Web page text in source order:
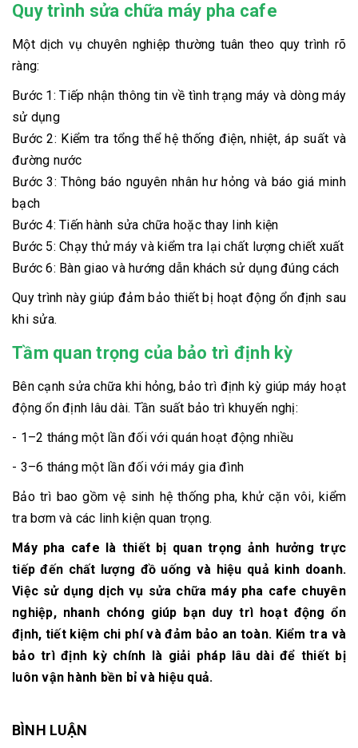
Quy trình sửa chữa máy pha cafe
Một dịch vụ chuyên nghiệp thường tuân theo quy trình rõ
ràng:
Bước 1: Tiếp nhận thông tin về tình trạng máy và dòng máy
sử dụng
Bước 2: Kiểm tra tổng thể hệ thống điện, nhiệt, áp suất và
đường nước
Bước 3: Thông báo nguyên nhân hư hỏng và báo giá minh
bạch
Bước 4: Tiến hành sửa chữa hoặc thay linh kiện
Bước 5: Chạy thử máy và kiểm tra lại chất lượng chiết xuất
Bước 6: Bàn giao và hướng dẫn khách sử dụng đúng cách
Quy trình này giúp đảm bảo thiết bị hoạt động ổn định sau
khi sửa.
Tầm quan trọng của bảo trì định kỳ
Bên cạnh sửa chữa khi hỏng, bảo trì định kỳ giúp máy hoạt
động ổn định lâu dài. Tần suất bảo trì khuyến nghị:
- 1–2 tháng một lần đối với quán hoạt động nhiều
- 3–6 tháng một lần đối với máy gia đình
Bảo trì bao gồm vệ sinh hệ thống pha, khử cặn vôi, kiểm
tra bơm và các linh kiện quan trọng.
Máy pha cafe là thiết bị quan trọng ảnh hưởng trực
tiếp đến chất lượng đồ uống và hiệu quả kinh doanh.
Việc sử dụng dịch vụ sửa chữa máy pha cafe chuyên
nghiệp, nhanh chóng giúp bạn duy trì hoạt động ổn
định, tiết kiệm chi phí và đảm bảo an toàn. Kiểm tra và
bảo trì định kỳ chính là giải pháp lâu dài để thiết bị
luôn vận hành bền bỉ và hiệu quả.
BÌNH LUẬN